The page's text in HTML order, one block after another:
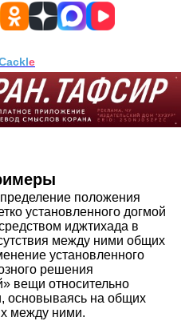
e
положения
установленного догмой
иджтихада в
между ними общих
установленного
решения
вещи относительно
основываясь на общих
между ними.